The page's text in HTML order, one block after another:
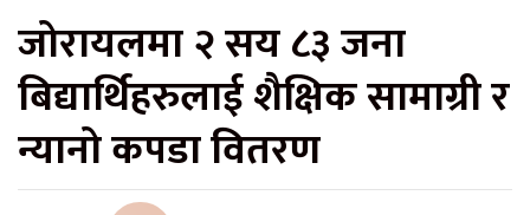
जोरायलमा २ सय ८३ जना
बिद्यार्थिहरुलाई शैक्षिक सामाग्री र
न्यानो कपडा वितरण